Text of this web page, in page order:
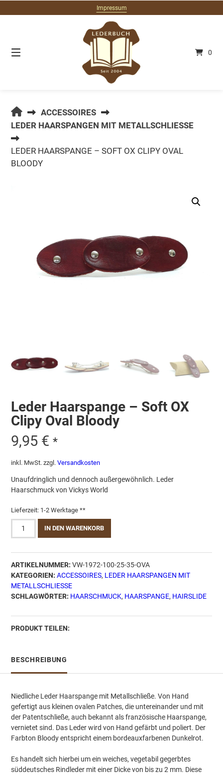
zum
Impressum
0
LEDERBUCH.DE
ACCESSOIRES
LEDER HAARSPANGEN MIT METALLSCHLIESSE
LEDER HAARSPANGE – SOFT OX CLIPY OVAL
BLOODY
Leder Haarspange – Soft OX
Clipy Oval Bloody
9,95 € *
inkl. MwSt. zzgl.Versandkosten
Unaufdringlich und dennoch außergewöhnlich. Leder
Haarschmuck von Vickys World
Lieferzeit: 1-2 Werktage **
Soft
OX
Clipy
Oval
Bloody
IN DEN WARENKORB
ARTIKELNUMMER: VW-1972-100-25-35-OVA
KATEGORIEN: ACCESSOIRES, LEDER HAARSPANGEN MIT
METALLSCHLIESSE
SCHLAGWÖRTER: HAARSCHMUCK, HAARSPANGE, HAIRSLIDE
PRODUKT TEILEN:
BESCHREIBUNG
Niedliche Leder Haarspange mit Metallschließe. Von Hand
gefertigt aus kleinen ovalen Patches, die untereinander und mit
der Patentschließe, auch bekannt als französische Haarspange,
vernietet sind. Das Leder wird von Hand gefärbt und poliert. Der
Farbton Bloody entspricht einem bordeauxfarbenen Dunkelrot.
Es handelt sich hierbei um ein weiches, vegetabil gegerbtes
süddeutsches Rindleder mit einer Dicke von bis zu 2 mm. Diese